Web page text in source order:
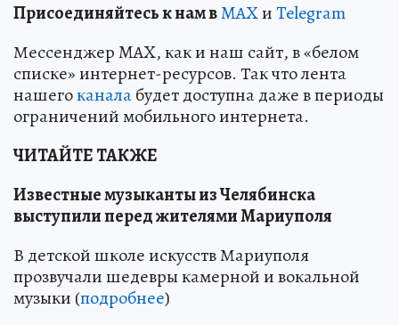
Присоединяйтесь к нам вMAXиTelegram
Мессенджер MAX, как и наш сайт, в «белом
списке» интернет-ресурсов. Так что лента
нашегоканалабудет доступна даже в периоды
ограничений мобильного интернета.
ЧИТАЙТЕ ТАКЖЕ
Известные музыканты из Челябинска
выступили перед жителями Мариуполя
В детской школе искусств Мариуполя
прозвучали шедевры камерной и вокальной
музыки (подробнее)